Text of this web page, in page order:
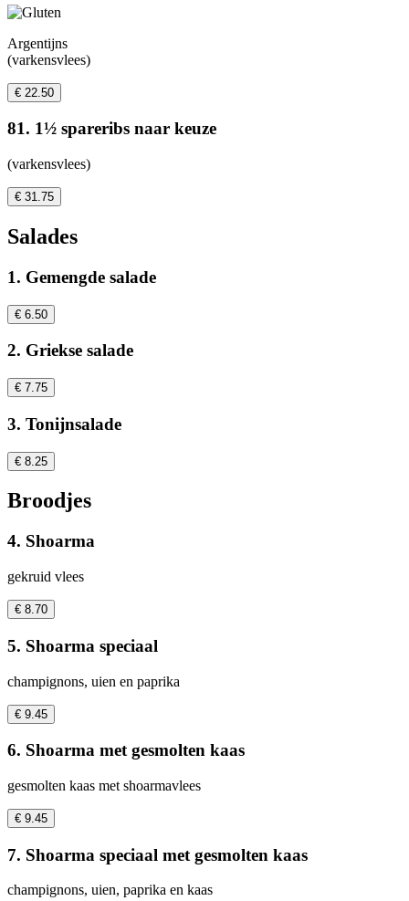
Argentijns
(varkensvlees)
€ 22.50
81. 1½ spareribs naar keuze
(varkensvlees)
€ 31.75
Salades
1. Gemengde salade
€ 6.50
2. Griekse salade
€ 7.75
3. Tonijnsalade
€ 8.25
Broodjes
4. Shoarma
gekruid vlees
€ 8.70
5. Shoarma speciaal
champignons, uien en paprika
€ 9.45
6. Shoarma met gesmolten kaas
gesmolten kaas met shoarmavlees
€ 9.45
7. Shoarma speciaal met gesmolten kaas
champignons, uien, paprika en kaas